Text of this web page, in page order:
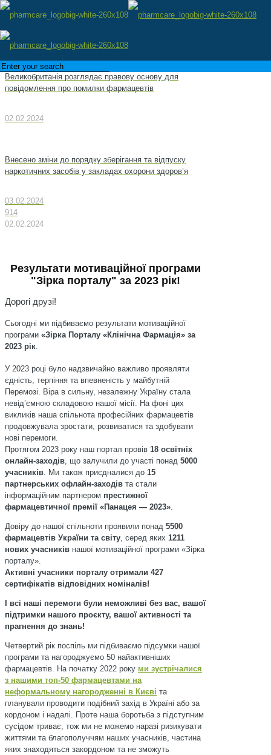
Великобританія розглядає правову основу для
повідомлення про помилки фармацевтів
02.02.2024
Внесено зміни до порядку зберігання та відпуску
наркотичних засобів у закладах охорони здоров’я
03.02.2024
914
02.02.2024
Результати мотиваційної програми
"Зірка порталу" за 2023 рік!
Дорогі друзі!
Сьогодні ми підбиваємо результати мотиваційної
програми «Зірка Порталу «Клінічна Фармація» за
2023 рік.
У 2023 році було надзвичайно важливо проявляти
єдність, терпіння та впевненість у майбутній
Перемозі. Віра в сильну, незалежну Україну стала
невід’ємною складовою нашої місії. На фоні цих
викликів наша спільнота професійних фармацевтів
продовжувала зростати, розвиватися та здобувати
нові перемоги.
Протягом 2023 року наш портал провів 18 освітніх
онлайн-заходів , що залучили до участі понад 5000
учасників . Ми також приєдналися до 15
партнерських офлайн-заходів та стали
інформаційним партнером престижної
фармацевтичної премії «Панацея — 2023»
Довіру до нашої спільноти проявили понад 5500
фармацевтів України та світу , серед яких 1211
нових учасників нашої мотиваційної програми «Зірка
порталу».
Активні учасники порталу отримали 427
cертифікатів відповідних номіналів!
І всі наші перемоги були неможливі без вас, вашої
підтримки нашого проєкту, вашої активності та
прагнення до знань!
Четвертий рік поспіль ми підбиваємо підсумки нашої
програми та нагороджуємо 50 найактивніших
фармацевтів. На початку 2022 року ми зустрічалися
з нашими топ-50 фармацевтами на
неформальному нагородженні в Києві та
планували проводити подібний захід в Україні або за
кордоном і надалі. Проте наша боротьба з підступним
сусідом триває, тож ми не можемо наразі ризикувати
життями та благополуччям наших учасників, частина
яких знаходяться закордоном та не зможуть